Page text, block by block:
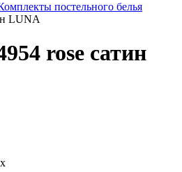
постельного белья
LUNA
rose сатин